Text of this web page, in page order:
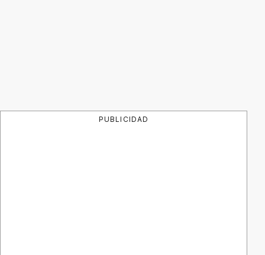
PUBLICIDAD